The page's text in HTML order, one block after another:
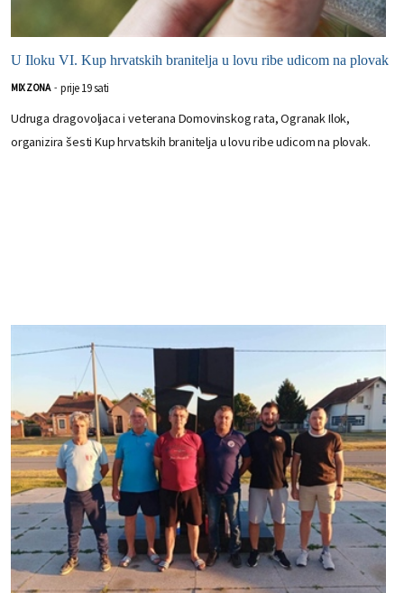
U Iloku VI. Kup hrvatskih branitelja u lovu ribe udicom na plovak
MIX ZONA - prije 19 sati
Udruga dragovoljaca i veterana Domovinskog rata, Ogranak Ilok,
organizira šesti Kup hrvatskih branitelja u lovu ribe udicom na plovak.